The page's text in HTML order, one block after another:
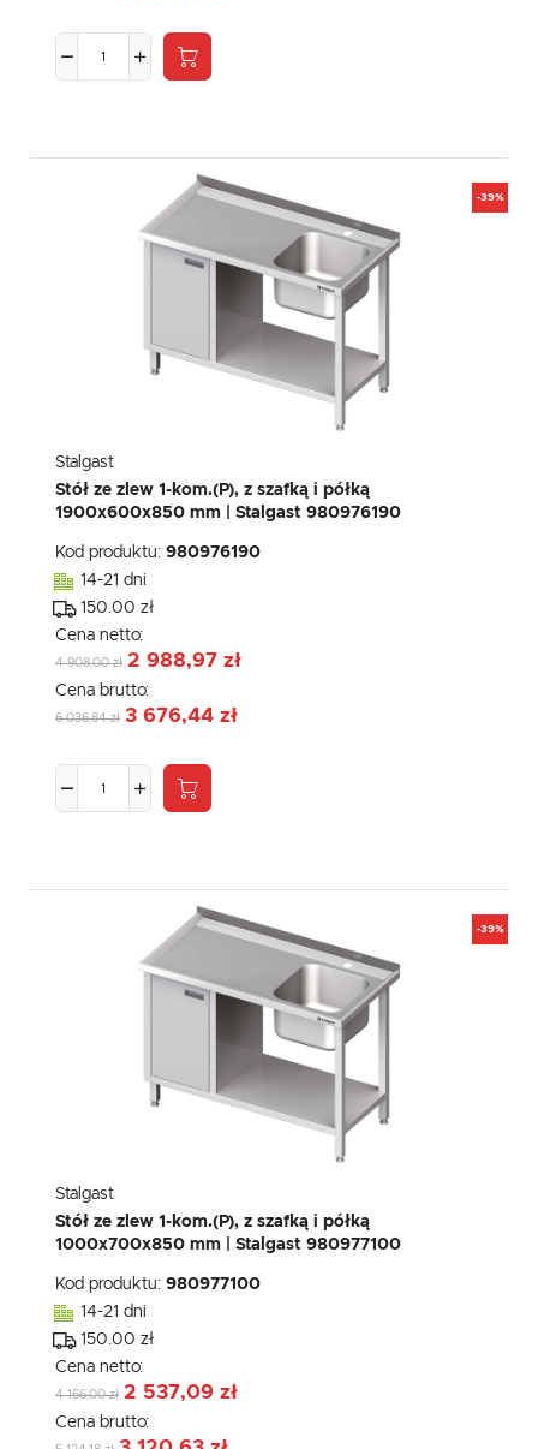
-39%
Stalgast
Stół ze zlew 1-kom.(P), z szafką i półką
1900x600x850 mm | Stalgast 980976190
Kod produktu: 980976190
14-21 dni
150.00 zł
Cena netto:
4 908,00 zł 2 988,97 zł
Cena brutto:
6 036,84 zł 3 676,44 zł
-39%
Stalgast
Stół ze zlew 1-kom.(P), z szafką i półką
1000x700x850 mm | Stalgast 980977100
Kod produktu: 980977100
14-21 dni
150.00 zł
Cena netto:
4 166,00 zł 2 537,09 zł
Cena brutto: